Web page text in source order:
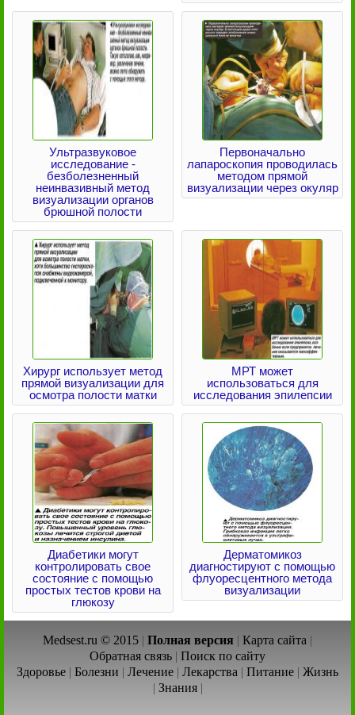
Ультразвуковое
исследование -
безболезненный
неинвазивный метод
визуализации органов
брюшной полости
Первоначально
лапароскопия проводилась
методом прямой
визуализации через окуляр
Хирург использует метод
прямой визуализации для
осмотра полости матки
МРТ может
использоваться для
исследования эпилепсии
Диабетики могут
контролировать свое
состояние с помощью
простых тестов крови на
глюкозу
Дерматомикоз
диагностируют с помощью
флуоресцентного метода
визуализации
Medsest.ru © 2015 | Полная версия | Карта сайта |
Обратная связь | Поиск по сайту
Здоровье | Болезни | Лечение | Лекарства | Питание | Жизнь
| Знания|